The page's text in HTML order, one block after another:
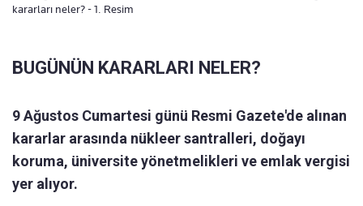
kararları neler? - 1. Resim
BUGÜNÜN KARARLARI NELER?
9 Ağustos Cumartesi günü Resmi Gazete'de alınan
kararlar arasında nükleer santralleri, doğayı
koruma, üniversite yönetmelikleri ve emlak vergisi
yer alıyor.